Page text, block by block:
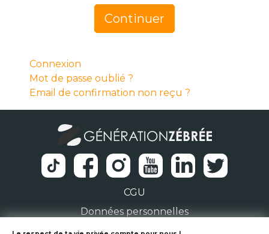
Continuer
Connexion
Mot de passe oublié ?
Email de confirmation non reçu ?
CGU
Données personnelles